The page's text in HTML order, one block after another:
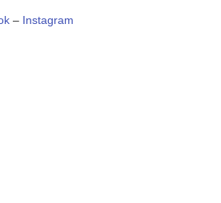
– Instagram